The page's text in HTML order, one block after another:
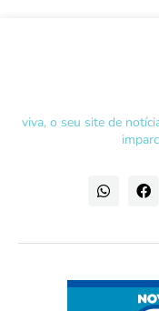
viva, o seu site de